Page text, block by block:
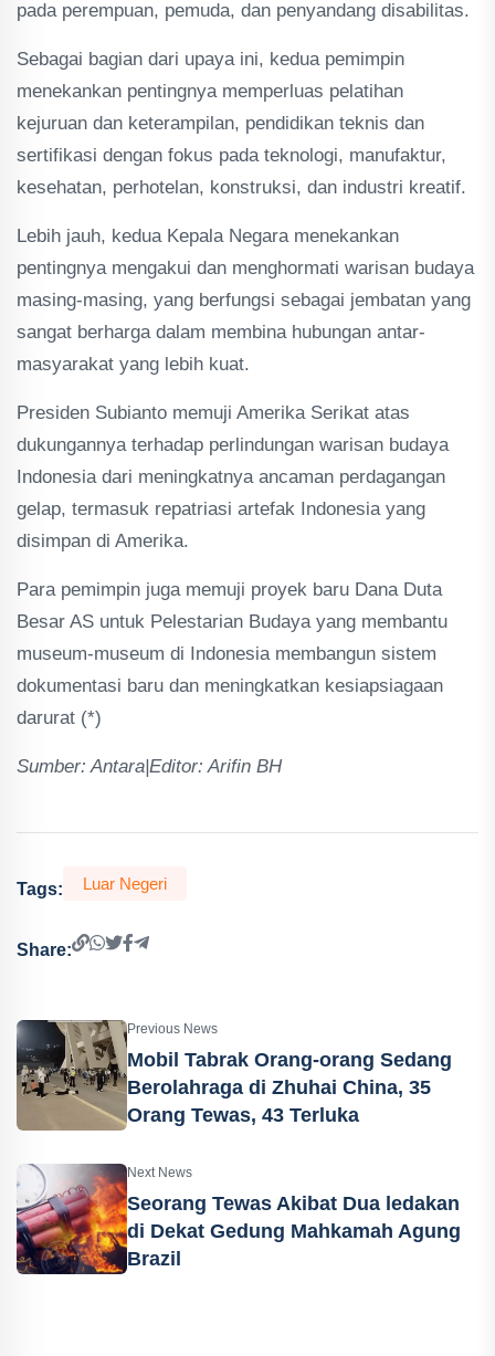
pada perempuan, pemuda, dan penyandang disabilitas.
Sebagai bagian dari upaya ini, kedua pemimpin
menekankan pentingnya memperluas pelatihan
kejuruan dan keterampilan, pendidikan teknis dan
sertifikasi dengan fokus pada teknologi, manufaktur,
kesehatan, perhotelan, konstruksi, dan industri kreatif.
Lebih jauh, kedua Kepala Negara menekankan
pentingnya mengakui dan menghormati warisan budaya
masing-masing, yang berfungsi sebagai jembatan yang
sangat berharga dalam membina hubungan antar-
masyarakat yang lebih kuat.
Presiden Subianto memuji Amerika Serikat atas
dukungannya terhadap perlindungan warisan budaya
Indonesia dari meningkatnya ancaman perdagangan
gelap, termasuk repatriasi artefak Indonesia yang
disimpan di Amerika.
Para pemimpin juga memuji proyek baru Dana Duta
Besar AS untuk Pelestarian Budaya yang membantu
museum-museum di Indonesia membangun sistem
dokumentasi baru dan meningkatkan kesiapsiagaan
darurat (*)
Sumber: Antara|Editor: Arifin BH
Tags: Luar Negeri
Share:
Previous News
Mobil Tabrak Orang-orang Sedang
Berolahraga di Zhuhai China, 35
Orang Tewas, 43 Terluka
Next News
Seorang Tewas Akibat Dua ledakan
di Dekat Gedung Mahkamah Agung
Brazil